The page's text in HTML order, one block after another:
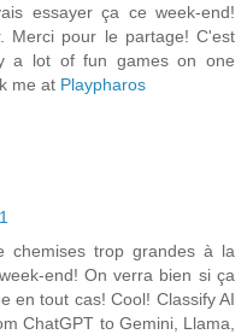
essayer ça ce week-end!
Merci pour le partage! C'est
a lot of fun games on one
me at Playpharos
chemises trop grandes à la
end! On verra bien si ça
en tout cas! Cool! Classify AI
ChatGPT to Gemini, Llama,